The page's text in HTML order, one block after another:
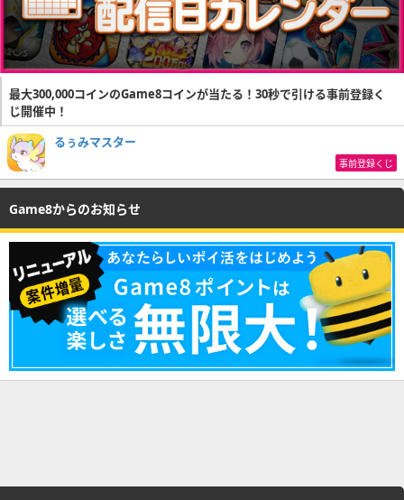
最大300,000コインのGame8コインが当たる！30秒で引ける事前登録く
じ開催中！
るぅみマスター
事前登録くじ
Game8からのお知らせ